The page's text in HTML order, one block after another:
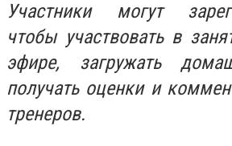
Участники могут
чтобы участвовать в
эфире, загружать
получать оценки и
тренеров.